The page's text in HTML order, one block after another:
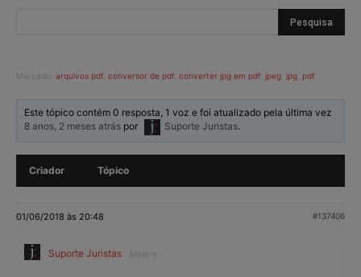
Marcado: arquivos pdf conversor de pdf converter jpg em pdf jpeg jpg pdf
Este tópico contém 0 resposta, 1 voz e foi atualizado pela última vez
8 anos, 2 meses atrás por Suporte Juristas.
Criador Tópico
01/06/2018 às 20:48 #137406
Suporte Juristas Mestre